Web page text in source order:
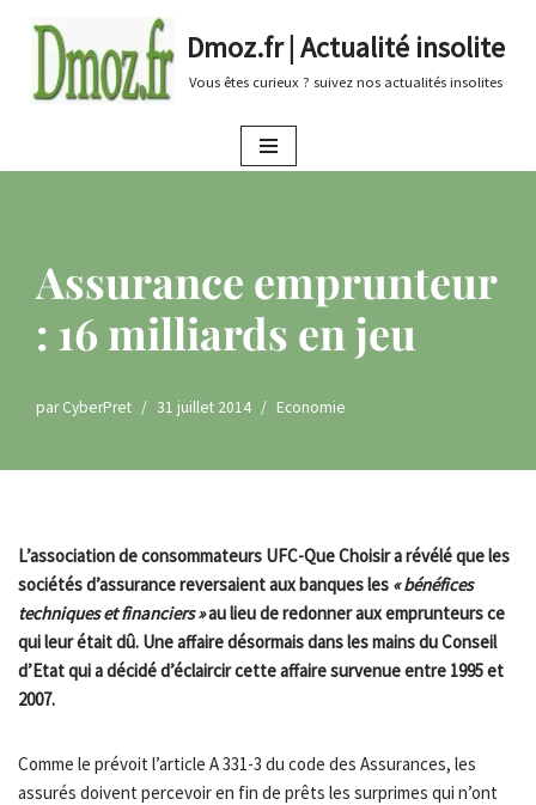
au
Dmoz.fr | Actualité insolite
Vous êtes curieux ? suivez nos actualités insolites
Assurance emprunteur
: 16 milliards en jeu
parCyberPret 31 juillet 2014 Economie
L’association de consommateurs UFC-Que Choisir a révélé que les
sociétés d’assurance reversaient aux banques les « bénéfices
techniques et financiers »au lieu de redonner aux emprunteurs ce
qui leur était dû. Une affaire désormais dans les mains du Conseil
d’Etat qui a décidé d’éclaircir cette affaire survenue entre 1995 et
2007.
Comme le prévoit l’article A 331-3 du code des Assurances, les
assurés doivent percevoir en fin de prêts les surprimes qui n’ont